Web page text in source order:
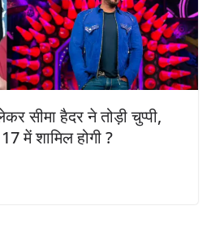
सीमा हैदर ने तोड़ी चुप्पी,
में शामिल होगी ?